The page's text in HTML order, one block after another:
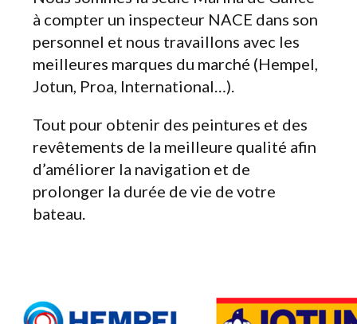
à compter un inspecteur NACE dans son
personnel et nous travaillons avec les
meilleures marques du marché (Hempel,
Jotun, Proa, International…).
Tout pour obtenir des peintures et des
revêtements de la meilleure qualité afin
d’améliorer la navigation et de
prolonger la durée de vie de votre
bateau.